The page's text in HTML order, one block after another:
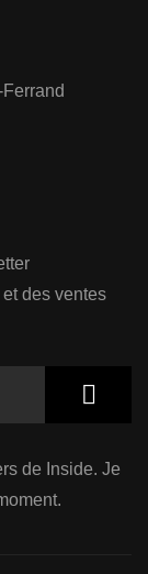
des ventes
de Inside. Je